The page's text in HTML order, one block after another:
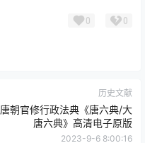
0 0
历史文献
唐朝官修行政法典《唐六典/大
唐六典》高清电子原版
2023-9-6 8:00:16